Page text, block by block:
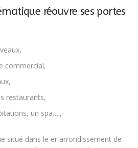
réouvre ses portes
commercial,
restaurants,
un spa….,
situé dans le er arrondissement de